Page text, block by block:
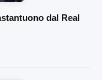
dal Real